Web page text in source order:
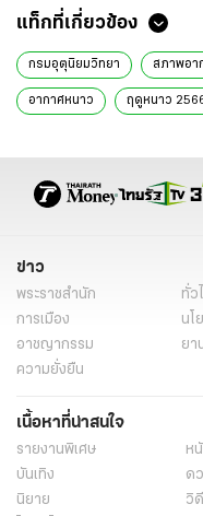
แท็กที่เกี่ยวข้อง
กรมอุตุนิยมวิทยา สภาพอา
อากาศหนาว ฤดูหนาว
ข่าว
พระราชสำนัก ทั่ว
การเมือง
นโ
อาชญากรรม
ยา
ความยั่งยืน
เนื้อหาที่น่าสนใจ
รายงานพิเศษ ห
บันเทิง
ด
นิยาย
วิ